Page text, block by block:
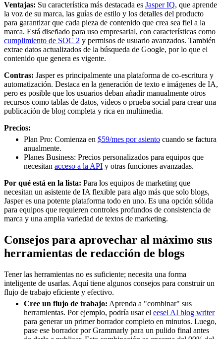
Ventajas: Su característica más destacada es Jasper IQ, que aprende
la voz de su marca, las guías de estilo y los detalles del producto
para garantizar que cada pieza de contenido que crea sea fiel a la
marca. Está diseñado para uso empresarial, con características como
cumplimiento de SOC 2 y permisos de usuario avanzados. También
extrae datos actualizados de la búsqueda de Google, por lo que el
contenido que genera es vigente.
Contras: Jasper es principalmente una plataforma de co-escritura y
automatización. Destaca en la generación de texto e imágenes de IA,
pero es posible que los usuarios deban añadir manualmente otros
recursos como tablas de datos, videos o prueba social para crear una
publicación de blog completa y rica en multimedia.
Precios:
Plan Pro: Comienza en $59/mes por asiento cuando se factura
anualmente.
Planes Business: Precios personalizados para equipos que
necesitan acceso a la API y otras funciones avanzadas.
Por qué está en la lista: Para los equipos de marketing que
necesitan un asistente de IA flexible para algo más que solo blogs,
Jasper es una potente plataforma todo en uno. Es una opción sólida
para equipos que requieren controles profundos de consistencia de
marca y una amplia variedad de textos de marketing.
Consejos para aprovechar al máximo sus
herramientas de redacción de blogs
Tener las herramientas no es suficiente; necesita una forma
inteligente de usarlas. Aquí tiene algunos consejos para construir un
flujo de trabajo eficiente y efectivo.
Cree un flujo de trabajo: Aprenda a "combinar" sus
herramientas. Por ejemplo, podría usar el eesel AI blog writer
para generar un primer borrador completo en minutos. Luego,
pase ese borrador por Grammarly para un pulido final antes